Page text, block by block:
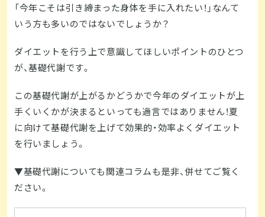
「今年こそは引き締まった身体を手に入れたい！」なんて
いう方も多いのではないでしょうか？
ダイエットを行う上で意識してほしいポイントのひとつ
が、基礎代謝です。
この基礎代謝が上がるかどうかで今年のダイエットが上
手くいくかが決まるといっても過言ではありません！夏
に向けて基礎代謝を上げて効果的・効率よくダイエット
を行いましょう。
▼基礎代謝についても関連コラムも是非、併せてご覧く
ださい。